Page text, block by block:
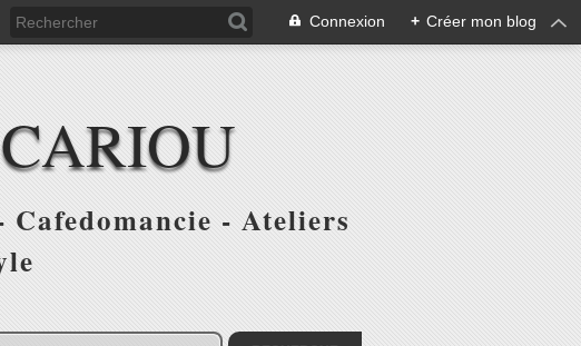
Connexion + Créer mon blog
- Ateliers